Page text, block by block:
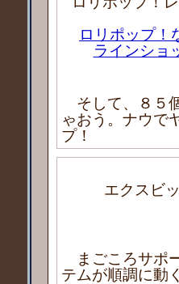
ロリポップ！
ラインショ
そして、８５
ゃおう。ナウで
プ！
エクスビ
まごころサポ
テムが順調に動